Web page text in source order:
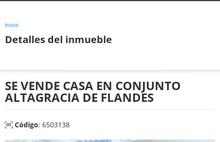
Inicio
Detalles del inmueble
SE VENDE CASA EN CONJUNTO
ALTAGRACIA DE FLANDES
Código: 6503138